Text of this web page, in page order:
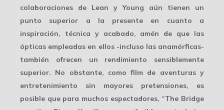
colaboraciones de Lean y Young aún tienen un
punto superior a la presente en cuanto a
inspiración, técnica y acabado, amén de que las
ópticas empleadas en ellos -incluso las anamórficas-
también ofrecen un rendimiento sensiblemente
superior. No obstante, como film de aventuras y
entretenimiento sin mayores pretensiones, es
posible que para muchos espectadores, “The Bridge